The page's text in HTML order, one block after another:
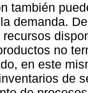
también
demanda.
no
en este
de